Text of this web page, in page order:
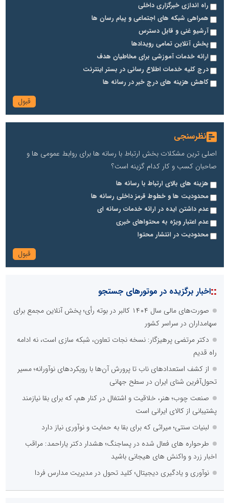
راه اندازی خبرگزاری داخلی
همراهی شبکه های اجتماعی و پیام رسان ها
آرشیو غنی و قابل دسترس
پخش آنلاین تمامی رویدادها
ارائه خدمات آموزشی برای مخاطیان هدف
درج کلیه خدمات اطلاع رسانی در بستر اینترنت
کاهش هزینه های درج خبر در رسانه ها
نظرسنجی
اصلی ترین مشکلات بخش ارتباط با رسانه ها برای روابط عمومی ها و
صاحبان کسب و کار کدام گزینه است؟
هزینه های بالای ارتباط با رسانه ها
محدودیت ها و خطوط قرمز داخلی رسانه ها
عدم داشتن ایده در ارائه خدمات رسانه ای
عدم اعتبار ویژه به محتواهای خبری
محدودیت در انتشار محتوا
::اخبار برگزیده در موتورهای جستجو
صورت‌های مالی سال ۱۴۰۴ کالبر در بوته رأی؛ پخش آنلاین مجمع برای
سهامداران در سراسر کشور
دکتر مرتضی پرهیزگار: نسخه نجات تعاون، شبکه سازی است، نه ادامه
راه قدیم
از کشف استعدادهای ناب تا پرورش آن‌ها با رویکردهای نوآورانه؛ مسیر
تحول‌آفرین شنای ایران در سطح جهانی
صنعت چوب؛ هنر، خلاقیت و اشتغال در کنار هم، که برای بقا نیازمند
پشتیبانی از کالای ایرانی است
لبنیات سنتی؛ میراثی که برای بقا به حمایت و نوآوری نیاز دارد
طرحواره های فعال شده در پساجنگ؛ هشدار دکتر یاراحمد: مراقب
اخبار زرد و واکنش های هیجانی باشید
نوآوری و یادگیری دیجیتال؛ کلید تحول در مدیریت مدارس فردا